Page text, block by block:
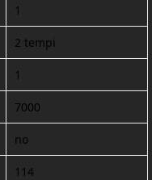
1
2 tempi
1
7000
no
114